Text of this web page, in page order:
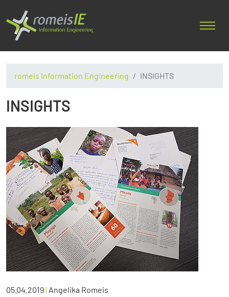
romeis Information Engineering INSIGHTS
INSIGHTS
05.04.2019| Angelika Romeis